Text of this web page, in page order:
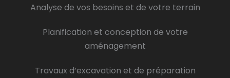
Analyse de vos besoins et de votre terrain
Planification et conception de votre
aménagement
Travaux d’excavation et de préparation